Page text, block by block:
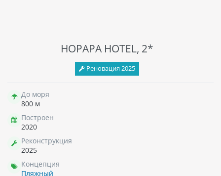
HOPAPA HOTEL, 2*
Реновация 2025
До моря
800 м
Построен
2020
Реконструкция
2025
Концепция
Пляжный